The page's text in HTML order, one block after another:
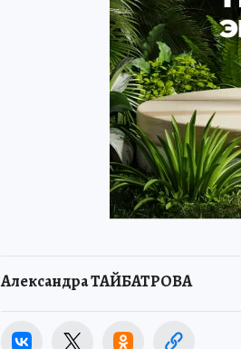
Александра ТАЙБАТРОВА